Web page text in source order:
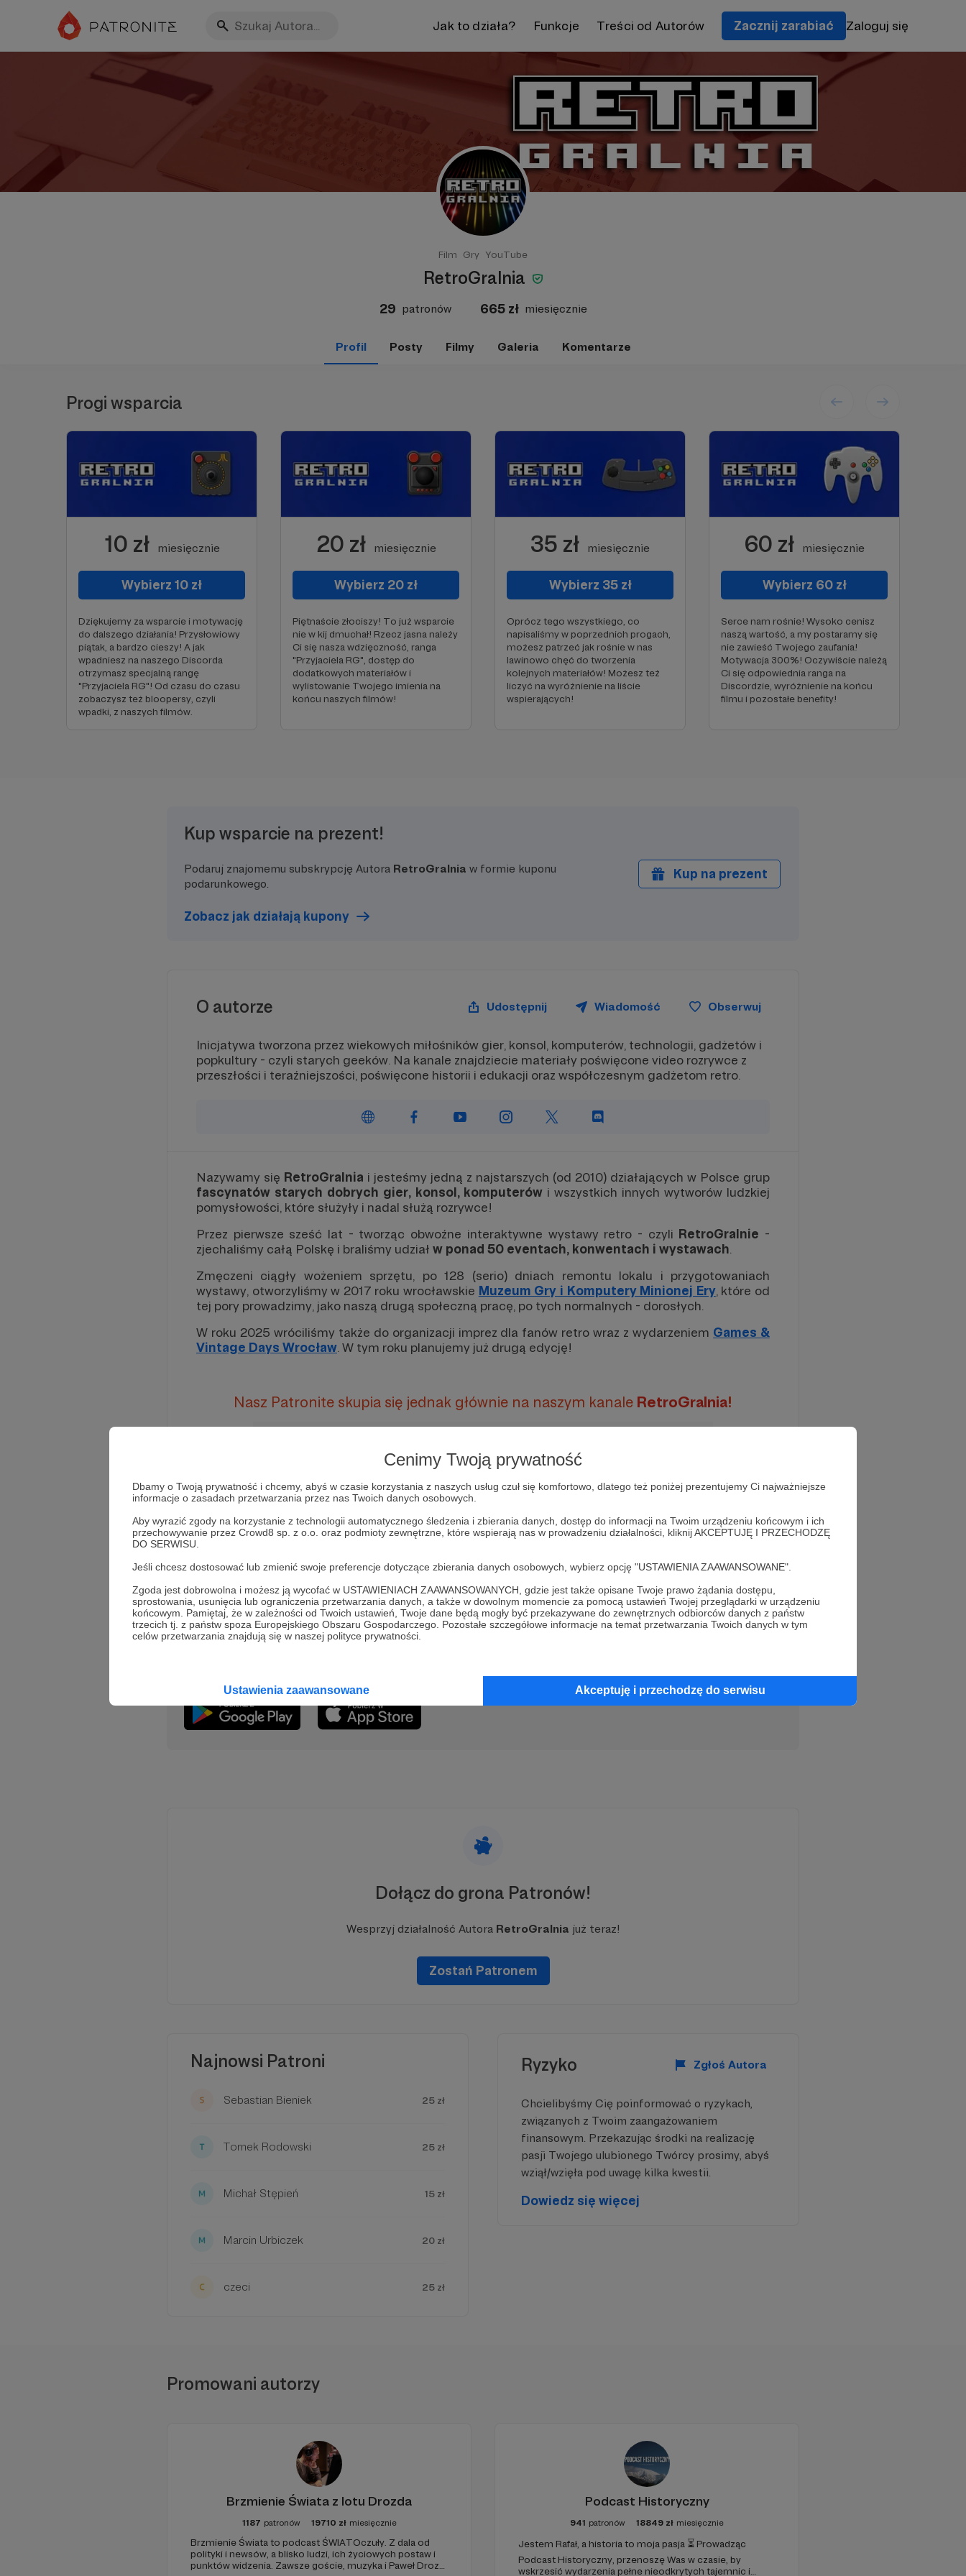
Cenimy Twoją prywatność
Dbamy o Twoją prywatność i chcemy, abyś w czasie korzystania z naszych usług czuł się komfortowo, dlatego też poniżej prezentujemy Ci najważniejsze
informacje o zasadach przetwarzania przez nas Twoich danych osobowych.
Aby wyrazić zgody na korzystanie z technologii automatycznego śledzenia i zbierania danych, dostęp do informacji na Twoim urządzeniu końcowym i ich
przechowywanie przez Crowd8 sp. z o.o. oraz podmioty zewnętrzne, które wspierają nas w prowadzeniu działalności, kliknij AKCEPTUJĘ I PRZECHODZĘ
DO SERWISU.
Jeśli chcesz dostosować lub zmienić swoje preferencje dotyczące zbierania danych osobowych, wybierz opcję "USTAWIENIA ZAAWANSOWANE".
Zgoda jest dobrowolna i możesz ją wycofać w USTAWIENIACH ZAAWANSOWANYCH, gdzie jest także opisane Twoje prawo żądania dostępu,
sprostowania, usunięcia lub ograniczenia przetwarzania danych, a także w dowolnym momencie za pomocą ustawień Twojej przeglądarki w urządzeniu
końcowym. Pamiętaj, że w zależności od Twoich ustawień, Twoje dane będą mogły być przekazywane do zewnętrznych odbiorców danych z państw
trzecich tj. z państw spoza Europejskiego Obszaru Gospodarczego. Pozostałe szczegółowe informacje na temat przetwarzania Twoich danych w tym
celów przetwarzania znajdują się w naszej polityce prywatności.
Ustawienia zaawansowane Akceptuję i przechodzę do serwisu
Jak to działa? Funkcje Treści od Autorów Zacznij zarabiać Zaloguj się
Film Gry YouTube
RetroGralnia
29 patronów 665 zł miesięcznie
Profil Posty Filmy Galeria Komentarze
Progi wsparcia
10 zł miesięcznie
Wybierz 10 zł
Dziękujemy za wsparcie i motywację
do dalszego działania! Przysłowiowy
piątak, a bardzo cieszy! A jak
wpadniesz na naszego Discorda
otrzymasz specjalną rangę
"Przyjaciela RG"! Od czasu do czasu
zobaczysz też bloopersy, czyli
wpadki, z naszych filmów.
20 zł miesięcznie
Wybierz 20 zł
Piętnaście złociszy! To już wsparcie
nie w kij dmuchał! Rzecz jasna należy
Ci się nasza wdzięczność, ranga
"Przyjaciela RG", dostęp do
dodatkowych materiałów i
wylistowanie Twojego imienia na
końcu naszych filmów!
35 zł miesięcznie
Wybierz 35 zł
Oprócz tego wszystkiego, co
napisaliśmy w poprzednich progach,
możesz patrzeć jak rośnie w nas
lawinowo chęć do tworzenia
kolejnych materiałów! Możesz też
liczyć na wyróżnienie na liście
wspierających!
60 zł miesięcznie
Wybierz 60 zł
Serce nam rośnie! Wysoko cenisz
naszą wartość, a my postaramy się
nie zawieść Twojego zaufania!
Motywacja 300%! Oczywiście należą
Ci się odpowiednia ranga na
Discordzie, wyróżnienie na końcu
filmu i pozostałe benefity!
Kup wsparcie na prezent!
Podaruj znajomemu subskrypcję Autora RetroGralnia w formie kuponu
podarunkowego.
Zobacz jak działają kupony
Kup na prezent
O autorze Udostępnij Wiadomość Obserwuj
Inicjatywa tworzona przez wiekowych miłośników gier, konsol, komputerów, technologii, gadżetów i
popkultury - czyli starych geeków. Na kanale znajdziecie materiały poświęcone video rozrywce z
przeszłości i teraźniejszości, poświęcone historii i edukacji oraz współczesnym gadżetom retro.
Nazywamy się RetroGralnia i jesteśmy jedną z najstarszych (od 2010) działających w Polsce grup
fascynatów starych dobrych gier, konsol, komputerów i wszystkich innych wytworów ludzkiej
pomysłowości, które służyły i nadal służą rozrywce!
Przez pierwsze sześć lat - tworząc obwoźne interaktywne wystawy retro - czyli RetroGralnie -
zjechaliśmy całą Polskę i braliśmy udział w ponad 50 eventach, konwentach i wystawach
Zmęczeni ciągły wożeniem sprzętu, po 128 (serio) dniach remontu lokalu i przygotowaniach
wystawy, otworzyliśmy w 2017 roku wrocławskie Muzeum Gry i Komputery Minionej Ery, które od
tej pory prowadzimy, jako naszą drugą społeczną pracę, po tych normalnych - dorosłych.
W roku 2025 wróciliśmy także do organizacji imprez dla fanów retro wraz z wydarzeniem Games &
Vintage Days Wrocław . W tym roku planujemy już drugą edycję!
Nasz Patronite skupia się jednak głównie na naszym kanale RetroGralnia!
W tym miejscu powinna być zewnętrzna treść
Aby zobaczyć treść musisz zmienić ustawienia
polityki prywatności
Znajdziecie tam jużkilkaset filmów
poświęconych tematyce retro. Są to poradniki, pogadanki,
filmy techniczne, zapisane live, recenzje gier i sprzętów. Dzięki nam wiele osób dowiedziało się o
istnieniu czegoś takiego jak retrogaming i rozpoczęło z nim swoją przygodę.
Rozwiń opis
Słuchaj w Patronite Audio!
Dołącz do grona Patronów!
Wesprzyj działalność Autora RetroGralnia już teraz!
Zostań Patronem
Najnowsi Patroni
Sebastian Bieniek 25 zł
Tomek Rodowski 25 zł
Michał Stępień 15 zł
Marcin Urbiczek 20 zł
czeci 25 zł
Ryzyko Zgłoś Autora
Chcielibyśmy Cię poinformować o ryzykach,
związanych z Twoim zaangażowaniem
finansowym. Przekazując środki na realizację
pasji Twojego ulubionego Twórcy prosimy, abyś
wziął/wzięła pod uwagę kilka kwestii.
Dowiedz się więcej
Promowani autorzy
Brzmienie Świata z lotu Drozda
1187 patronów 19710 zł miesięcznie
Brzmienie Świata to podcast ŚWIATOczuły. Z dala od
polityki i newsów, a blisko ludzi, ich życiowych postaw i
punktów widzenia. Zawsze goście, muzyka i Paweł Drozd
Podcast Historyczny
941 patronów 18849 zł miesięcznie
Jestem Rafał, a historia to moja pasja ⏳ Prowadząc
Podcast Historyczny, przenoszę Was w czasie, by
wskrzesić wydarzenia pełne nieodkrytych tajemnic i